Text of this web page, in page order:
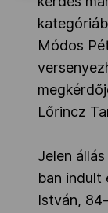
Módos
Lőrincz
Jelen
ban indult
István,